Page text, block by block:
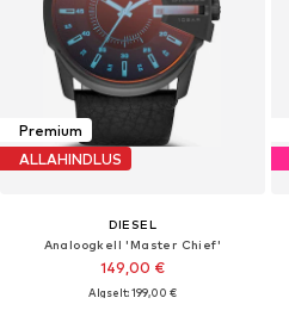
Premium
ALLAHINDLUS
DIESEL
Analoogkell 'Master Chief'
149,00 €
Algselt: 199,00 €